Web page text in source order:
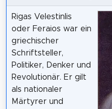
Rigas Velestinlis
oder Feraios war ein
griechischer
Schriftsteller,
Politiker, Denker und
Revolutionär. Er gilt
als nationaler
Märtyrer und